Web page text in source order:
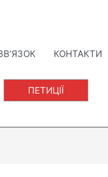
КОНТАКТИ
ПЕТИЦІЇ